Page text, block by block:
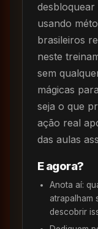
desbloquear
usando
brasileiros
neste
sem
mágicas
seja o que
ação real
das aulas
E agora?
Anota aí:
atrapalham
descobrir